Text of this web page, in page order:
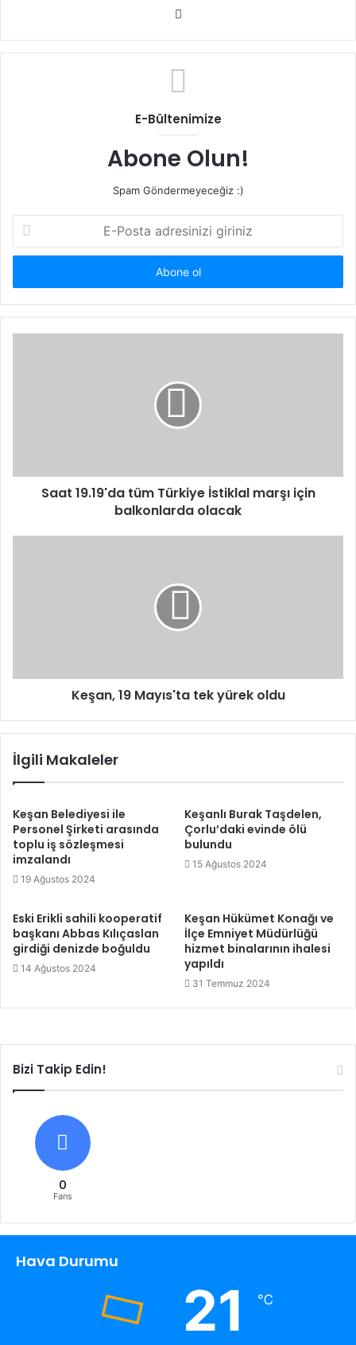
Web
E-Bültenimize
Abone Olun!
Spam Göndermeyeceğiz :)
Posta
adresinizi
Saat 19.19'da tüm Türkiye İstiklal marşı için
balkonlarda olacak
Keşan, 19 Mayıs'ta tek yürek oldu
İlgili Makaleler
Keşan Belediyesi ile
Personel Şirketi arasında
toplu iş sözleşmesi
imzalandı
19 Ağustos 2024
Keşanlı Burak Taşdelen,
Çorlu’daki evinde ölü
bulundu
15 Ağustos 2024
Eski Erikli sahili kooperatif
başkanı Abbas Kılıçaslan
girdiği denizde boğuldu
14 Ağustos 2024
Keşan Hükümet Konağı ve
İlçe Emniyet Müdürlüğü
hizmet binalarının ihalesi
yapıldı
31 Temmuz 2024
Bizi Takip Edin!
0
Fans
Hava Durumu
21 ℃